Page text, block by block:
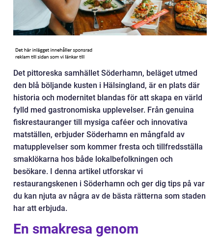
Det pittoreska samhället Söderhamn, beläget utmed
den blå böljande kusten i Hälsingland, är en plats där
historia och modernitet blandas för att skapa en värld
fylld med gastronomiska upplevelser. Från genuina
fiskrestauranger till mysiga caféer och innovativa
matställen, erbjuder Söderhamn en mångfald av
matupplevelser som kommer fresta och tillfredsställa
smaklökarna hos både lokalbefolkningen och
besökare. I denna artikel utforskar vi
restaurangskenen i Söderhamn och ger dig tips på var
du kan njuta av några av de bästa rätterna som staden
har att erbjuda.
En smakresa genom